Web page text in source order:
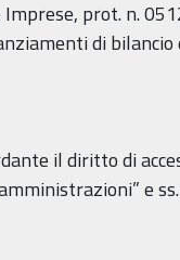
prot. n.
di
il diritto di
e